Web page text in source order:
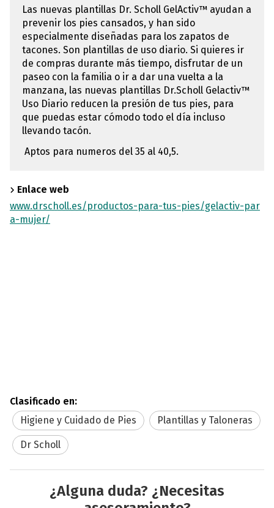
Las nuevas plantillas Dr. Scholl GelActiv™ ayudan a
prevenir los pies cansados, y han sido
especialmente diseñadas para los zapatos de
tacones. Son plantillas de uso diario. Si quieres ir
de compras durante más tiempo, disfrutar de un
paseo con la familia o ir a dar una vuelta a la
manzana, las nuevas plantillas Dr.Scholl Gelactiv™
Uso Diario reducen la presión de tus pies, para
que puedas estar cómodo todo el día incluso
llevando tacón.
Aptos para numeros del 35 al 40,5.
Enlace web
www.drscholl.es/productos-para-tus-pies/gelactiv-par
a-mujer/
Clasificado en:
Higiene y Cuidado de Pies
Plantillas y Taloneras
Dr Scholl
¿Alguna duda? ¿Necesitas